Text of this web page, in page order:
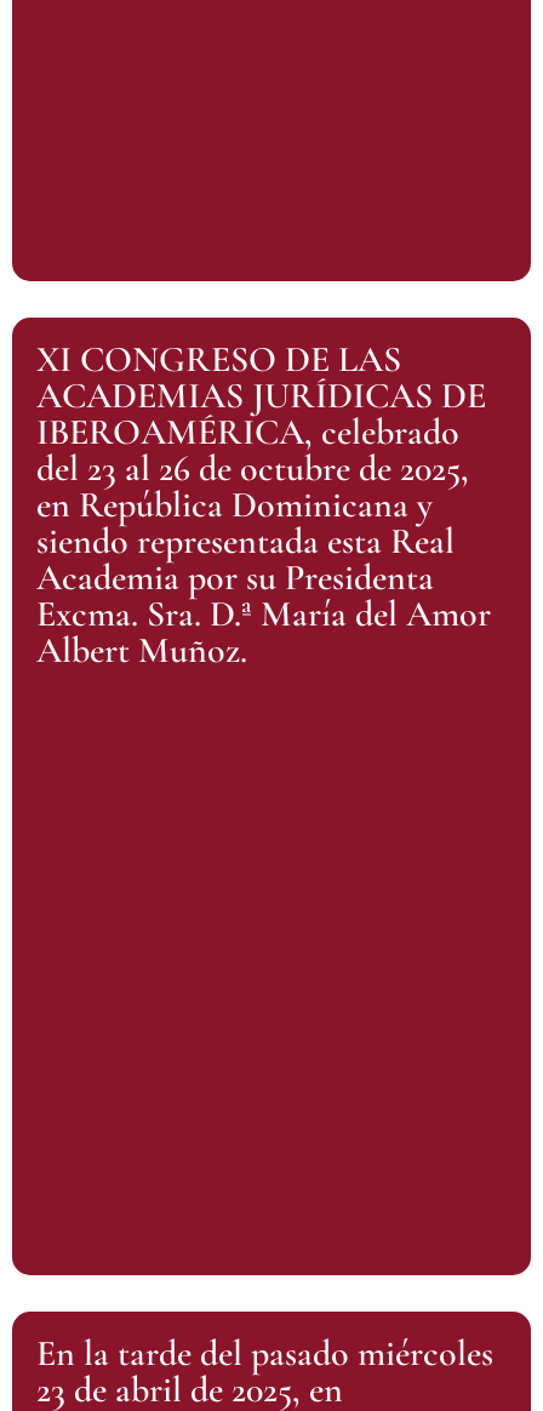
XI CONGRESO DE LAS
ACADEMIAS JURÍDICAS DE
IBEROAMÉRICA, celebrado
del 23 al 26 de octubre de 2025,
en República Dominicana y
siendo representada esta Real
Academia por su Presidenta
Excma. Sra. D.ª María del Amor
Albert Muñoz.
En la tarde del pasado miércoles
23 de abril de 2025, en